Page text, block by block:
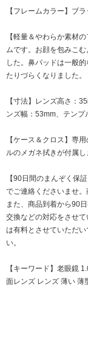
【フレームカラー】ブ
【軽量＆やわらか素材
ムです。お顔を包みこ
した。鼻パッドは一般
たりづらくなりました。
【寸法】レンズ高さ：
ンズ幅：53mm、テンプ
【ケース＆クロス】専
ルのメガネ拭きが付属し
【90日間のまんぞく保
でご連絡くださいませ
また、商品到着から90
交換などの対応をさせ
は有料とさせていただ
い。
【キーワード】老眼鏡
面レンズ レンズ 薄い 薄